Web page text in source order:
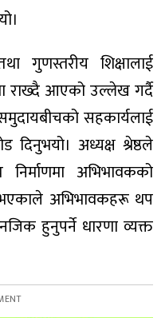
गुणस्तरीय शिक्षालाई
राख्दै आएको उल्लेख गर्दै
सहकार्यलाई
दिनुभयो। अध्यक्ष श्रेष्ठले
अभिभावकको
अभिभावकहरू थप
हुनुपर्ने धारणा व्यक्त